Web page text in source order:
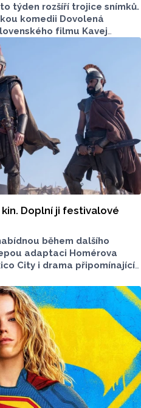
týden rozšíří trojice snímků.
komedii Dovolená
filmu Kavej
Spider-Mana.
Tománek z olomouckého
Kobzy pro Radio Haná.
Doplní ji festivalové
během dalšího
adaptaci Homérova
City i drama připomínající
Tománek z olomouckého
Haná s Lukášem Kobzou.